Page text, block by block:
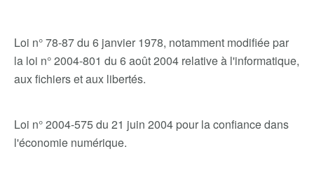
Loi n° 78-87 du 6 janvier 1978, notamment modifiée par
la loi n° 2004-801 du 6 août 2004 relative à l'informatique,
aux fichiers et aux libertés.
Loi n° 2004-575 du 21 juin 2004 pour la confiance dans
l'économie numérique.